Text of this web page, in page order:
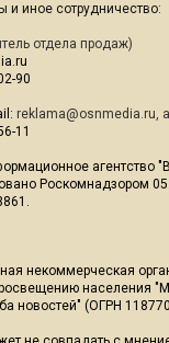
и иное сотрудничество:
отдела продаж)
90
reklama@osnmedia.ru,
11
агентство
Роскомнадзором
некоммерческая
населения
новостей" (ОГРН